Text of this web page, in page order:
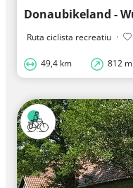
Ruta ciclista recreatiu ·
49,4 km 812 m